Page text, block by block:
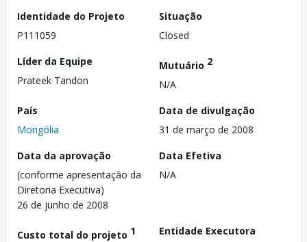
Identidade do Projeto
P111059
Situação
Closed
Líder da Equipe
Prateek Tandon
Mutuário 2
N/A
País
Mongólia
Data de divulgação
31 de março de 2008
Data da aprovação
(conforme apresentação da
Diretoria Executiva)
26 de junho de 2008
Data Efetiva
N/A
Custo total do projeto 1
Entidade Executora